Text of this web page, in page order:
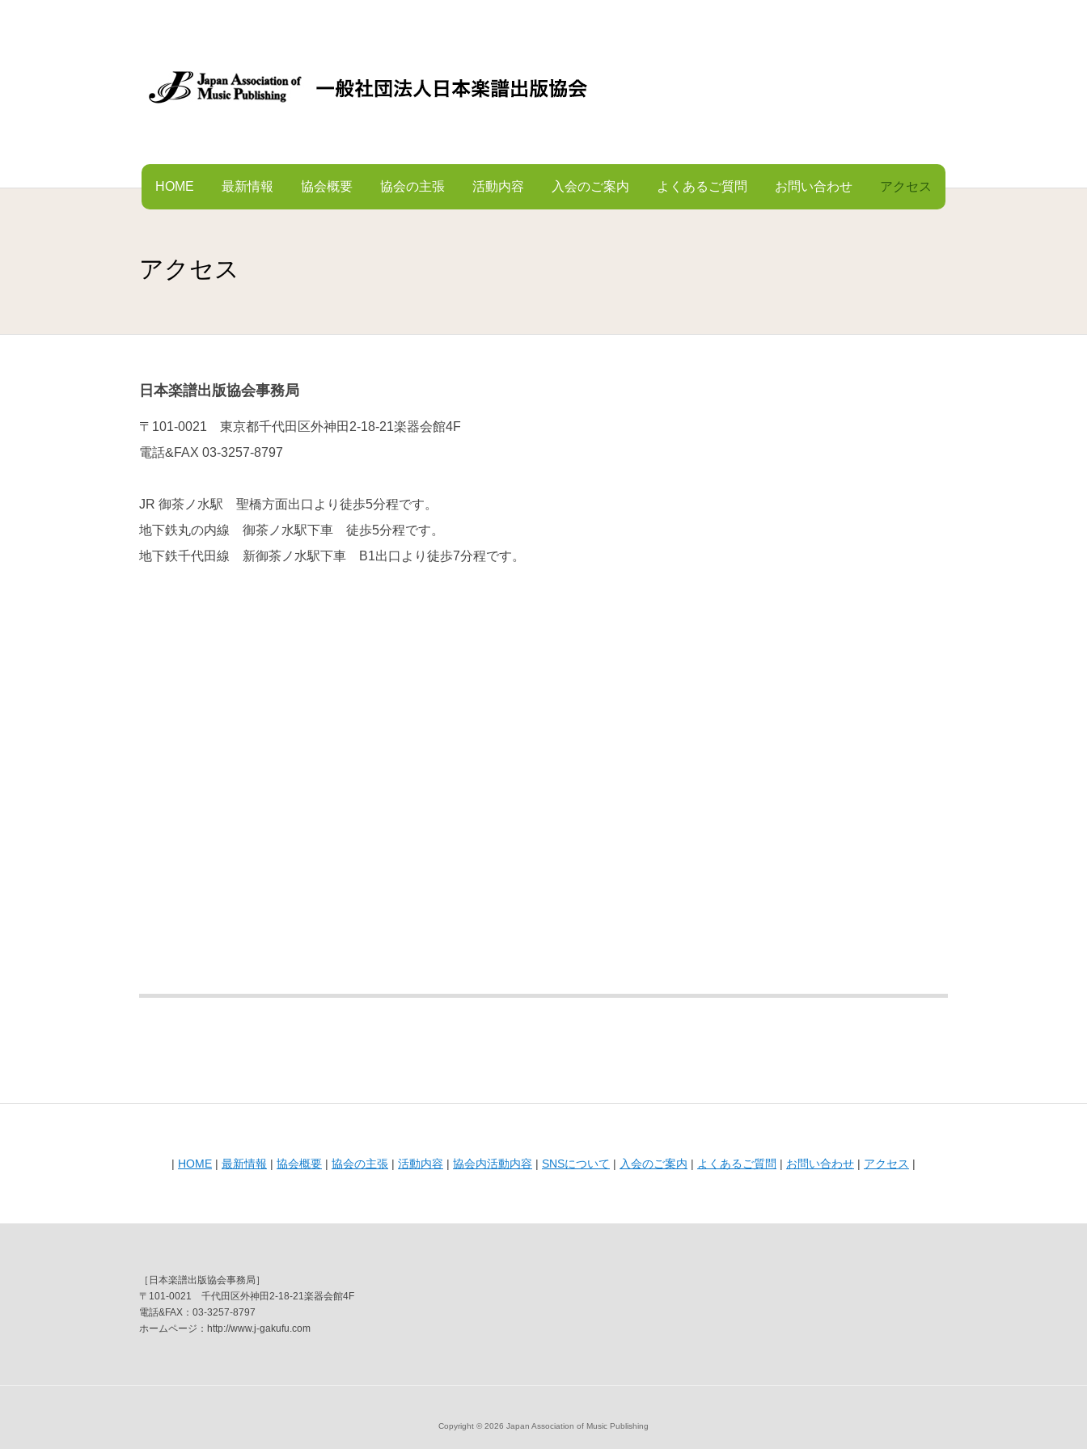
HOME 最新情報 協会概要 協会の主張 活動内容 入会のご案内 よくあるご質問 お問い合わせ アクセス
アクセス
日本楽譜出版協会事務局
〒101-0021 東京都千代田区外神田2-18-21楽器会館4F
電話&FAX 03-3257-8797
JR 御茶ノ水駅 聖橋方面出口より徒歩5分程です。
地下鉄丸の内線 御茶ノ水駅下車 徒歩5分程です。
地下鉄千代田線 新御茶ノ水駅下車 B1出口より徒歩7分程です。
| HOME | 最新情報 | 協会概要 | 協会の主張 | 活動内容 | 協会内活動内容 | SNSについて | 入会のご案内 | よくあるご質問 | お問い合わせ | アクセス |
［日本楽譜出版協会事務局］
〒101-0021 千代田区外神田2-18-21楽器会館4F
電話&FAX：03-3257-8797
ホームページ：http://www.j-gakufu.com
Copyright © 2026 Japan Association of Music Publishing